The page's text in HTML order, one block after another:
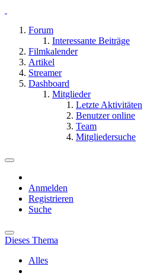
Forum
Interessante Beiträge
Filmkalender
Artikel
Streamer
Dashboard
Mitglieder
Letzte Aktivitäten
Benutzer online
Team
Mitgliedersuche
Anmelden
Registrieren
Suche
Dieses Thema
Alles